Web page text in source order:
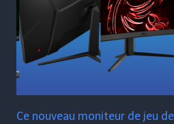
Ce nouveau moniteur de jeu